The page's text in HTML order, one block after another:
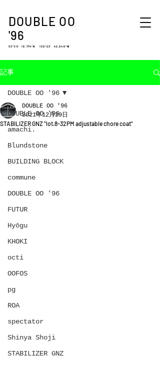
DOUBLE OO
'96
33°35′ 10.774″N 130°23′ 42.048″W
記事
DOUBLE OO '96
amachi.
Blundstone
BUILDING BLOCK
commune
DOUBLE OO '96
FUTUR
Hyōgu
KHOKI
octi
OOFOS
pg
ROA
spectator
Shinya Shoji
STABILIZER GNZ
DOUBLE OO '96
STABILIZER GNZ "lot.8-32PM adjustable chore coat"
DOUBLE OO '96
2021年12月29日